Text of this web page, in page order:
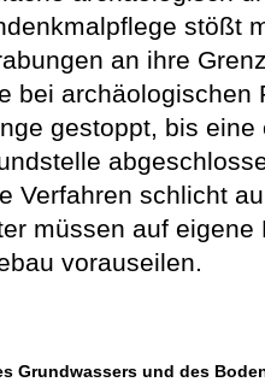
stößt
an ihre
bei archäologischen
gestoppt, bis eine
Verfahren schlicht
müssen auf eigene
vorauseilen.
Grundwassers und des